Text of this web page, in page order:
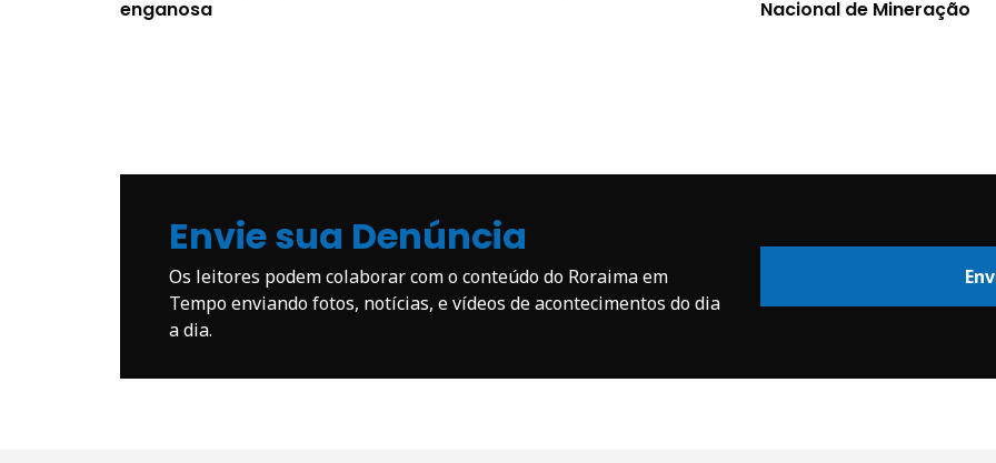
enganosa
Nacional de Mineração
Envie sua Denúncia
Os leitores podem colaborar com o conteúdo do Roraima em
Tempo enviando fotos, notícias, e vídeos de acontecimentos do dia
a dia.